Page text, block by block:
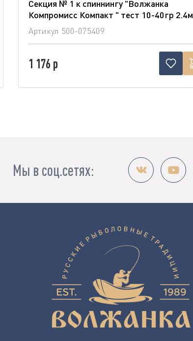
Секция № 1 к спиннингу "Волжанка
Компромисс Компакт " тест 10-40гр 2.4м
Артикул 500-075409
1 176 р
Мы в соц.сетях: